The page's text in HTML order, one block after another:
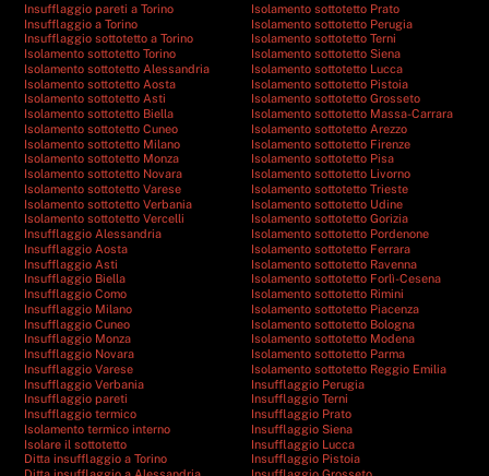
Insufflaggio pareti a Torino
Insufflaggio a Torino
Insufflaggio sottotetto a Torino
Isolamento sottotetto Torino
Isolamento sottotetto Alessandria
Isolamento sottotetto Aosta
Isolamento sottotetto Asti
Isolamento sottotetto Biella
Isolamento sottotetto Cuneo
Isolamento sottotetto Milano
Isolamento sottotetto Monza
Isolamento sottotetto Novara
Isolamento sottotetto Varese
Isolamento sottotetto Verbania
Isolamento sottotetto Vercelli
Insufflaggio Alessandria
Insufflaggio Aosta
Insufflaggio Asti
Insufflaggio Biella
Insufflaggio Como
Insufflaggio Milano
Insufflaggio Cuneo
Insufflaggio Monza
Insufflaggio Novara
Insufflaggio Varese
Insufflaggio Verbania
Insufflaggio pareti
Insufflaggio termico
Isolamento termico interno
Isolare il sottotetto
Ditta insufflaggio a Torino
Isolamento sottotetto Prato
Isolamento sottotetto Perugia
Isolamento sottotetto Terni
Isolamento sottotetto Siena
Isolamento sottotetto Lucca
Isolamento sottotetto Pistoia
Isolamento sottotetto Grosseto
Isolamento sottotetto Massa-Carrara
Isolamento sottotetto Arezzo
Isolamento sottotetto Firenze
Isolamento sottotetto Pisa
Isolamento sottotetto Livorno
Isolamento sottotetto Trieste
Isolamento sottotetto Udine
Isolamento sottotetto Gorizia
Isolamento sottotetto Pordenone
Isolamento sottotetto Ferrara
Isolamento sottotetto Ravenna
Isolamento sottotetto Forlì-Cesena
Isolamento sottotetto Rimini
Isolamento sottotetto Piacenza
Isolamento sottotetto Bologna
Isolamento sottotetto Modena
Isolamento sottotetto Parma
Isolamento sottotetto Reggio Emilia
Insufflaggio Perugia
Insufflaggio Terni
Insufflaggio Prato
Insufflaggio Siena
Insufflaggio Lucca
Insufflaggio Pistoia